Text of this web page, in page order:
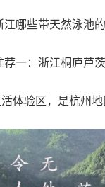
哪些带天然泳池的
一：浙江桐庐芦
体验区，是杭州地